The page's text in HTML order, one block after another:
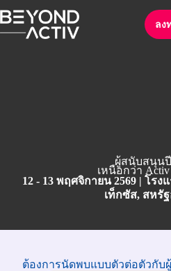
ลง
ผู้สนับสนุนปี
เหนือกว่า Activ
12 - 13 พฤศจิกายน 2569 | โร
เท็กซัส, สหรั
ต้องการนัดพบแบบตัวต่อตัวกับ